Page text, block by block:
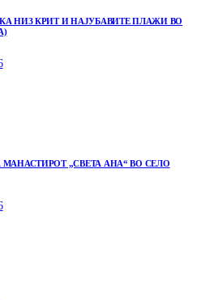
НИЗ КРИТ И НАЈУБАВИТЕ ПЛАЖИ ВО
„СВЕТА АНА“ ВО СЕЛО